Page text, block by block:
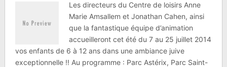
Les directeurs du Centre de loisirs Anne
Marie Amsallem et Jonathan Cahen, ainsi
que la fantastique équipe d’animation
accueilleront cet été du 7 au 25 juillet 2014
vos enfants de 6 à 12 ans dans une ambiance juive
exceptionnelle !! Au programme : Parc Astérix, Parc Saint-